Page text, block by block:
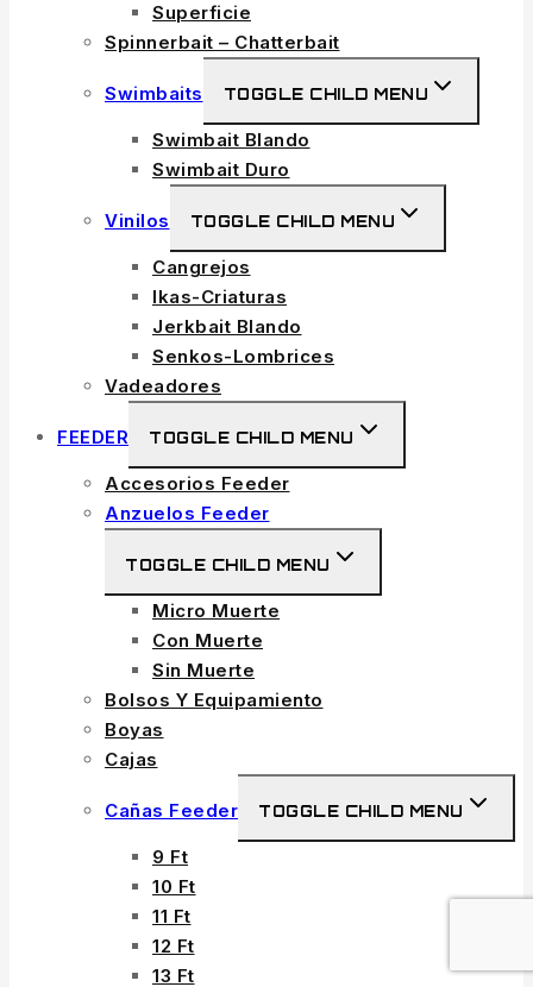
Superficie
Spinnerbait – Chatterbait
Swimbaits TOGGLE CHILD MENU
Swimbait Blando
Swimbait Duro
Vinilos TOGGLE CHILD MENU
Cangrejos
Ikas-Criaturas
Jerkbait Blando
Senkos-Lombrices
Vadeadores
FEEDER TOGGLE CHILD MENU
Accesorios Feeder
Anzuelos Feeder
TOGGLE CHILD MENU
Micro Muerte
Con Muerte
Sin Muerte
Bolsos Y Equipamiento
Boyas
Cajas
Cañas Feeder TOGGLE CHILD MENU
9 Ft
10 Ft
11 Ft
12 Ft
13 Ft